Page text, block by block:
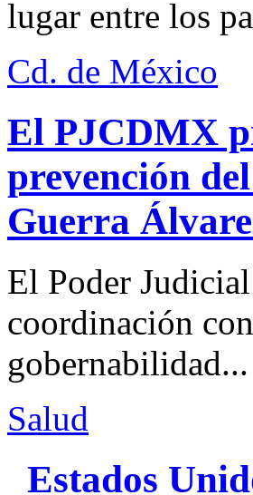
lugar entre los
Cd. de México
El PJCDMX
prevención
Guerra
El Poder
coordinación
gobernabilidad...
Salud
Estados